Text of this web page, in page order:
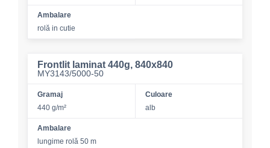
Ambalare
rolă in cutie
Frontlit laminat 440g, 840x840
MY3143/5000-50
Gramaj
440 g/m²
Culoare
alb
Ambalare
lungime rolă 50 m